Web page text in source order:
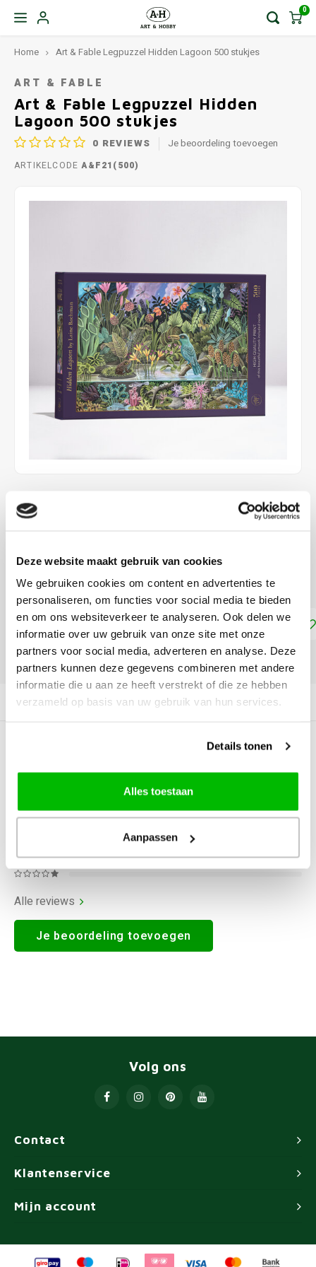
Deze website maakt gebruik van cookies
We gebruiken cookies om content en advertenties te
personaliseren, om functies voor social media te bieden
en om ons websiteverkeer te analyseren. Ook delen we
informatie over uw gebruik van onze site met onze
partners voor social media, adverteren en analyse. Deze
partners kunnen deze gegevens combineren met andere
informatie die u aan ze heeft verstrekt of die ze hebben
verzameld op basis van uw gebruik van hun services.
Details tonen
Alles toestaan
Aanpassen
0
Home Art & Fable Legpuzzel Hidden Lagoon 500 stukjes
ART & FABLE
Art & Fable Legpuzzel Hidden
Lagoon 500 stukjes
0 REVIEWS Je beoordeling toevoegen
ARTIKELCODE A&F21(500)
€24,99
ca. 48 x 34 cm
Moeilijkheidsgraad: 3/5Lees meer
Toevoegen aan winkelwagen
Productomschrijving
Alle reviews
Je beoordeling toevoegen
Contact
Volg ons
Klantenservice
Mijn account